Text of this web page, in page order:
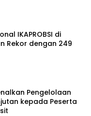
IKAPROBSI di
Rekor dengan 249
Pengelolaan
kepada Peserta